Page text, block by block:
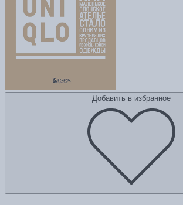
Добавить в избранное